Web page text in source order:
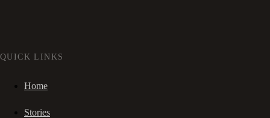
QUICK LINKS
Home
Stories